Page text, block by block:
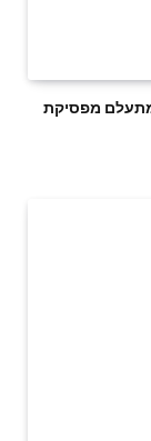
מתעלם מפסיקת